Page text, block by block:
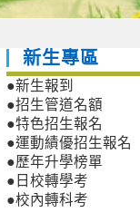
新生專區
●新生報到
●招生管道名額
●特色招生報名
●運動績優招生報名
●歷年升學榜單
●日校轉學考
●校內轉科考